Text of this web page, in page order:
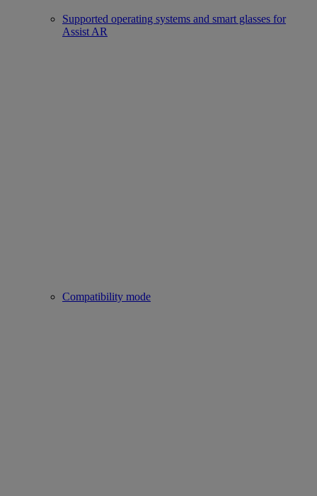
Supported operating systems and smart glasses for
Assist AR
Compatibility mode